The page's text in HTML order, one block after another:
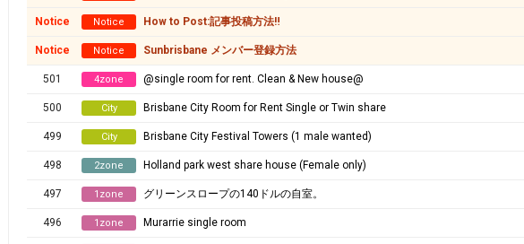
Notice Notice How to Post:記事投稿方法‼
Notice Notice Sunbrisbane メンバー登録方法
501 4zone @single room for rent. Clean & New house@
500 City Brisbane City Room for Rent Single or Twin share
499 City Brisbane City Festival Towers (1 male wanted)
498 2zone Holland park west share house (Female only)
497 1zone グリーンスロープの140ドルの自室。
496 1zone Murarrie single room